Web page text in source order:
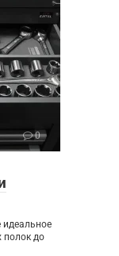
0
идеальное
полок до